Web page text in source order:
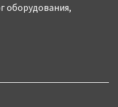
оборудования,